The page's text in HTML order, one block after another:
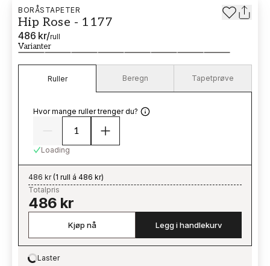
BORÅSTAPETER
Hip Rose - 1177
486 kr/rull
Varianter
Ruller Beregn Tapetprøve
Hvor mange ruller trenger du?
Loading
486 kr(1 rull á 486 kr)
Totalpris
486 kr
Kjøp nå Legg i handlekurv
Laster